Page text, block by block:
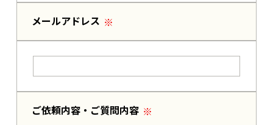
メールアドレス
ご依頼内容・ご質問内容